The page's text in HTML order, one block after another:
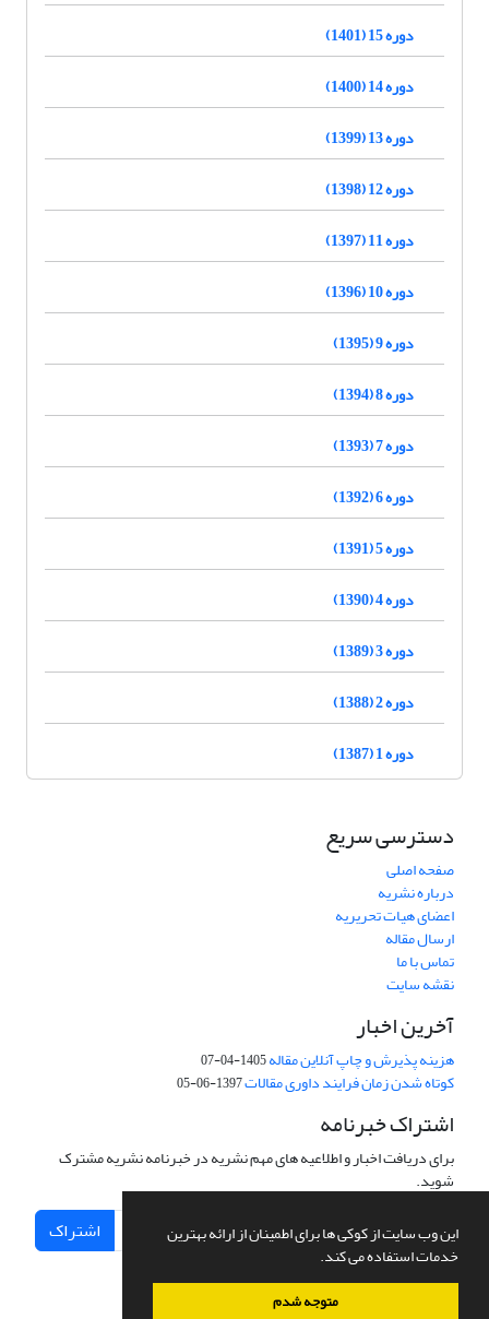
این وب سایت از کوکی ها برای اطمینان از ارائه بهترین
خدمات استفاده می کند.
متوجه شدم
دوره 15 (1401)
دوره 14 (1400)
دوره 13 (1399)
دوره 12 (1398)
دوره 11 (1397)
دوره 10 (1396)
دوره 9 (1395)
دوره 8 (1394)
دوره 7 (1393)
دوره 6 (1392)
دوره 5 (1391)
دوره 4 (1390)
دوره 3 (1389)
دوره 2 (1388)
دوره 1 (1387)
دسترسی سریع
صفحه اصلی
درباره نشریه
اعضای هیات تحریریه
ارسال مقاله
تماس با ما
نقشه سایت
آخرین اخبار
هزینه پذیرش و چاپ آنلاین مقاله1405-04-07
کوتاه شدن زمان فرایند داوری مقالات1397-06-05
اشتراک خبرنامه
برای دریافت اخبار و اطلاعیه های مهم نشریه در خبرنامه نشریه مشترک
شوید.
اشتراک